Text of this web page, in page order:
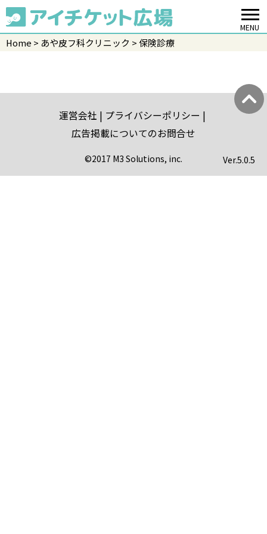
MENU
Home あや皮フ科クリニック 保険診療
運営会社
プライバシーポリシー
広告掲載についてのお問合せ
©2017 M3 Solutions, inc. Ver.5.0.5